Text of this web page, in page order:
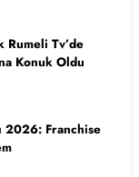
Rumeli Tv’de
Konuk Oldu
2026: Franchise